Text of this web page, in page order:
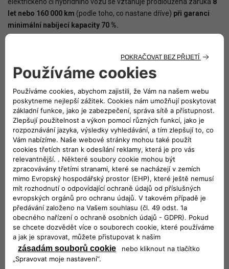
let nebo 160 000 km (podle toho, co nastane dříve) při garanci
minimální nabíjecí kapacity 70 %.
všech lithium-iontových akumulátorů. Míra poklesu kapacity
akumulátoru závisí na vnějších podmínkách (okolní teplota atd.),
způsobech dobíjení. Proto je důležité dbát pokynů, které jsou
uvedené ve Stručném návodu dodaném s vozidlem a
v Uživatelské příručce. Tím můžete maximalizovat životnost a
kapacitu akumulátoru ve vašem novém voze.
Mějte prosím na paměti, že výše uvedené záruční podmínky
platí pouze v případě řádného dodržování předepsaných
pravidelných servisních prohlídek dle požadavků výrobce.
VYHLEDAT SERVIS > OBJEDNAT DO SERVISU >
Více informací naleznete v Záruční a servisní knížce vašeho vozidla.
PŘEČTĚTE SI BROŽURU >